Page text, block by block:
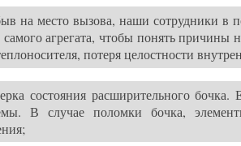
на место вызова, наши сотрудники в
самого агрегата, чтобы понять причины
потеря целостности
состояния расширительного бочка.
В случае поломки бочка,